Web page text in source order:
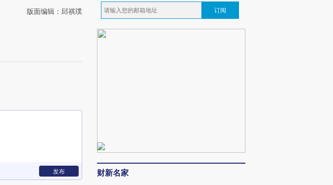
版面编辑：邱祺璞
发布
订阅
财新名家